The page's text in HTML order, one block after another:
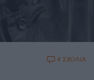
4 ΣΧΟΛΙΑ